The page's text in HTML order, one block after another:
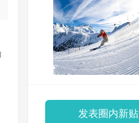
发表圈内新贴